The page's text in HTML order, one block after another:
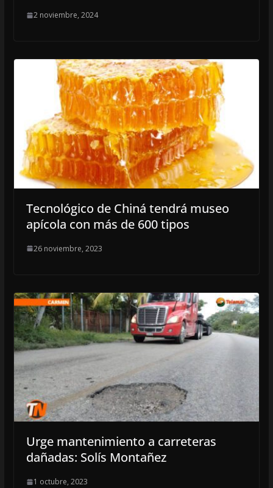
2 noviembre, 2024
Tecnológico de Chiná tendrá museo
apícola con más de 600 tipos
26 noviembre, 2023
Urge mantenimiento a carreteras
dañadas: Solís Montañez
1 octubre, 2023